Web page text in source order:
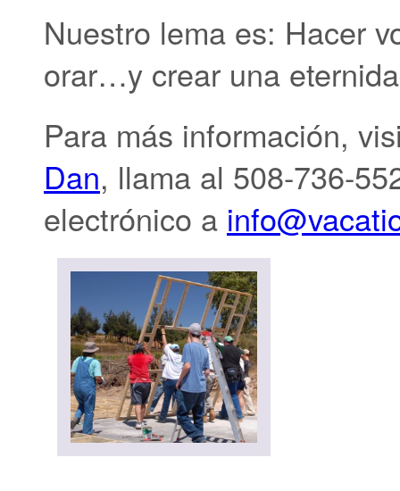
Nuestro lema es:
orar…y crear una
Para más información,
Dan, llama al 508-736-
electrónico a